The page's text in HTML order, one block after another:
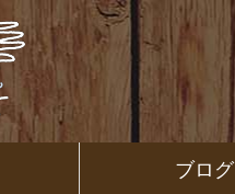
ブログ